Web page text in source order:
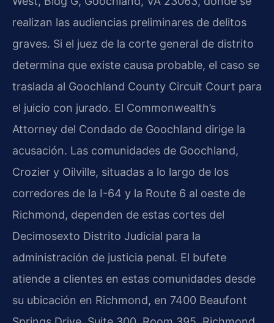
realizan las audiencias preliminares de delitos
graves. Si el juez de la corte general de distrito
determina que existe causa probable, el caso se
traslada al Goochland County Circuit Court para
el juicio con jurado. El Commonwealth’s
Attorney del Condado de Goochland dirige la
acusación. Las comunidades de Goochland,
Crozier y Oilville, situadas a lo largo de los
corredores de la I-64 y la Route 6 al oeste de
Richmond, dependen de estas cortes del
Decimosexto Distrito Judicial para la
administración de justicia penal. El bufete
atiende a clientes en estas comunidades desde
su ubicación en Richmond, en 7400 Beaufont